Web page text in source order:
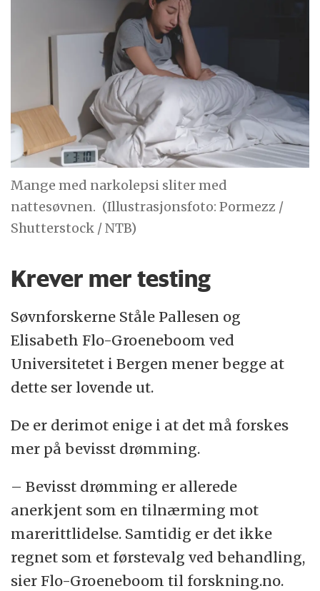
Mange med narkolepsi sliter med
nattesøvnen. (Illustrasjonsfoto: Pormezz /
Shutterstock / NTB)
Krever mer testing
Søvnforskerne Ståle Pallesen og
Elisabeth Flo-Groeneboom ved
Universitetet i Bergen mener begge at
dette ser lovende ut.
De er derimot enige i at det må forskes
mer på bevisst drømming.
– Bevisst drømming er allerede
anerkjent som en tilnærming mot
marerittlidelse. Samtidig er det ikke
regnet som et førstevalg ved behandling,
sier Flo-Groeneboom til forskning.no.